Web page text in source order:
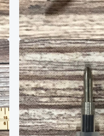
Ava
multimeedia
5
modaalrežiimis